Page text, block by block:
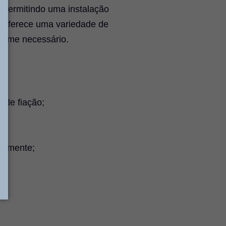
uma instalação
uma variedade de
necessário.
de fiação;